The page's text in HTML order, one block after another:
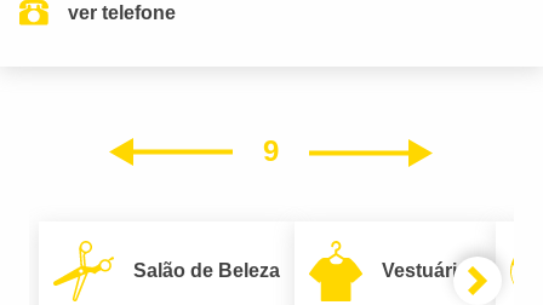
ver telefone
9
Salão de Beleza Vestuário